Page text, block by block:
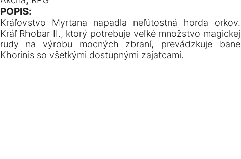
POPIS:
Kráľovstvo Myrtana napadla neľútostná horda orkov.
Kráľ Rhobar II., ktorý potrebuje veľké množstvo magickej
rudy na výrobu mocných zbraní, prevádzkuje bane
Khorinis so všetkými dostupnými zajatcami.